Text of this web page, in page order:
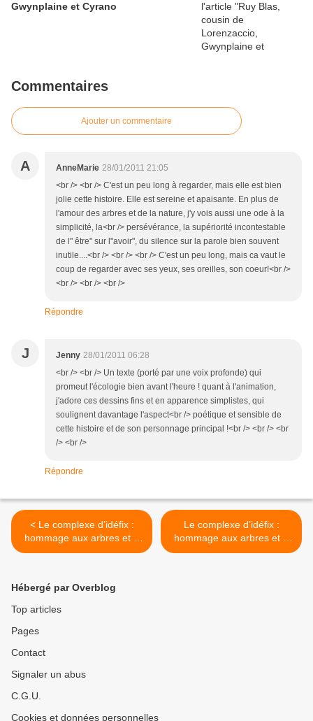
Gwynplaine et Cyrano
Commentaires
Ajouter un commentaire
A AnneMarie 28/01/2011 21:05
<br /> <br /> C'est un peu long à regarder, mais elle est bien
jolie cette histoire. Elle est sereine et apaisante. En plus de
l'amour des arbres et de la nature, j'y vois aussi une ode à la
simplicité, la<br /> persévérance, la supériorité incontestable
de l" être" sur l"avoir", du silence sur la parole bien souvent
inutile....<br /> <br /> <br /> C'est un peu long, mais ca vaut le
coup de regarder avec ses yeux, ses oreilles, son coeur!<br />
<br /> <br /> <br />
Répondre
J Jenny 28/01/2011 06:28
<br /> <br /> Un texte (porté par une voix profonde) qui
promeut l'écologie bien avant l'heure ! quant à l'animation,
j'adore ces dessins fins et en apparence simplistes, qui
soulignent davantage l'aspect<br /> poétique et sensible de
cette histoire et de son personnage principal !<br /> <br /> <br
/> <br />
Répondre
< Le complexe d’idéfix :
hommage aux arbres et «
la fugue du Petit Poucet »
Le complexe d’idéfix :
hommage aux arbres et «
Chroniques martiennes »
Hébergé par Overblog
Top articles
Pages
Contact
Signaler un abus
C.G.U.
Cookies et données personnelles